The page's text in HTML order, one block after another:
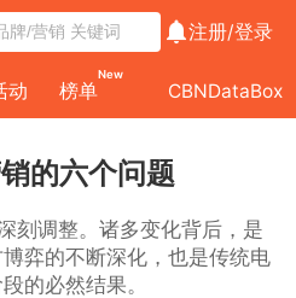
注册/登录
动 榜单
New
CBNDataBox
的六个问题
刻调整。诸多变化背后，是
弈的不断深化，也是传统电
的必然结果。